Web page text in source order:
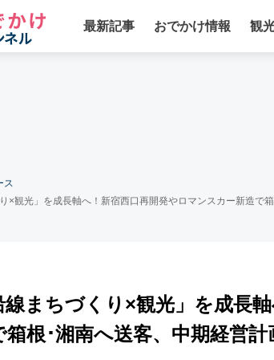
最新記事 おでかけ情報 観
ス
×観光」を成長軸へ！新宿西口再開発やロマンスカー新造で
線まちづくり×観光」を成長
箱根･湘南へ送客、中期経営